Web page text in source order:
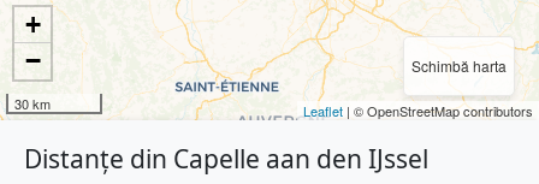
Schimbă harta
+
−
30 km Leaflet | © OpenStreetMap contributors
Distanțe din Capelle aan den IJssel